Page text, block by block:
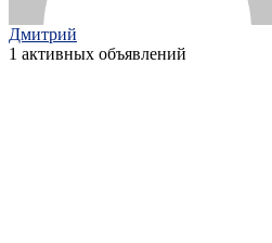
Дмитрий
1 активных объявлений